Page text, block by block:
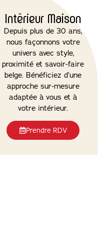
Intérieur Maison
Depuis plus de 30 ans,
nous façonnons votre
univers avec style,
proximité et savoir-faire
belge. Bénéficiez d’une
approche sur-mesure
adaptée à vous et à
votre intérieur.
Prendre RDV